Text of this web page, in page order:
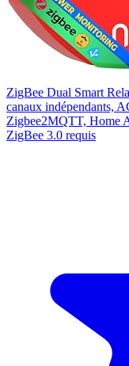
ZigBee Dual Smart
canaux indépendants,
Zigbee2MQTT, Home
ZigBee 3.0 requis